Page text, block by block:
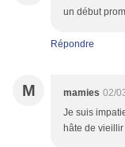
un début
Répondre
M mamies 02/
Je suis
hâte de